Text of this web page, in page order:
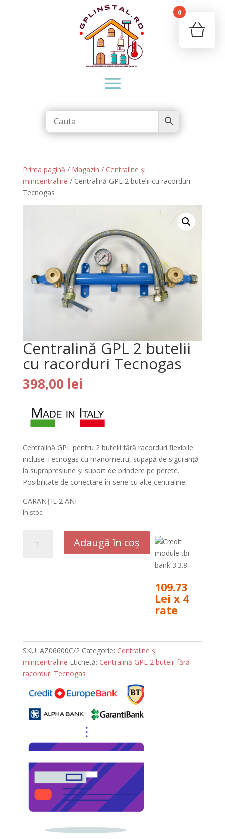
Prima pagină / Magazin / Centraline și
minicentraline / Centralină GPL 2 butelii cu racorduri
Tecnogas
Centralină GPL 2 butelii
cu racorduri Tecnogas
398,00 lei
Centralină GPL pentru 2 butelii fără racorduri flexibile
incluse Tecnogas cu manometru, supapă de siguranță
la suprapresiune și suport de prindere pe perete.
Posibilitate de conectare în serie cu alte centraline.
GARANȚIE 2 ANI
În stoc
Centralină
Adaugă în coș
109.73
Lei x 4
rate
t
e
r
SKU: AZ06600C/2 Categorie: Centraline și
minicentraline Etichetă: Centralină GPL 2 butelii fără
racorduri Tecnogas
0